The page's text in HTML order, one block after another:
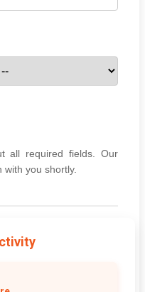
all required fields. Our
you shortly.